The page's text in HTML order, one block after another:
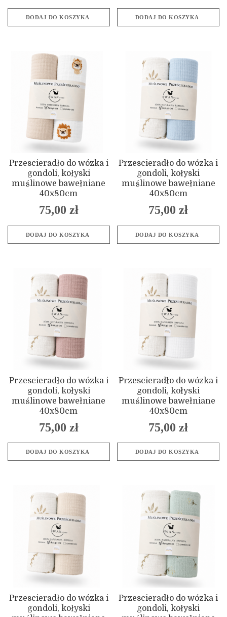
DODAJ DO KOSZYKA DODAJ DO KOSZYKA
Przescieradło do wózka i
gondoli, kołyski
muślinowe bawełniane
40x80cm
75,00 zł
DODAJ DO KOSZYKA
Przescieradło do wózka i
gondoli, kołyski
muślinowe bawełniane
40x80cm
75,00 zł
DODAJ DO KOSZYKA
Przescieradło do wózka i
gondoli, kołyski
muślinowe bawełniane
40x80cm
75,00 zł
DODAJ DO KOSZYKA
Przescieradło do wózka i
gondoli, kołyski
muślinowe bawełniane
40x80cm
75,00 zł
DODAJ DO KOSZYKA
Przescieradło do wózka i
gondoli, kołyski
Przescieradło do wózka i
gondoli, kołyski